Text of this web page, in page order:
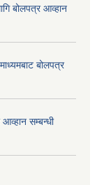
बोलपत्र आव्हान
बोलपत्र
आव्हान सम्बन्धी